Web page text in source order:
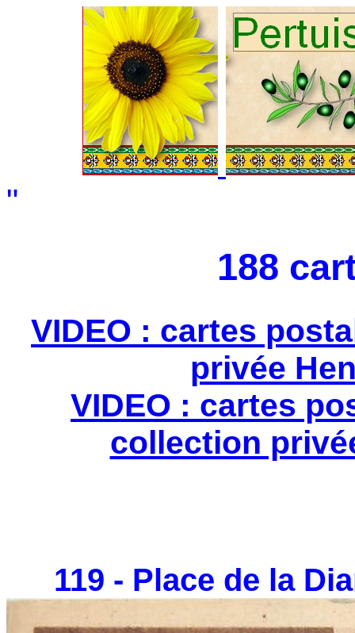
"
188
VIDEO : cartes
privée
VIDEO : cartes
collection
119 - Place de la